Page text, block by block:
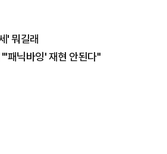
' 뭐길래
패닉바잉' 재현 안된다"